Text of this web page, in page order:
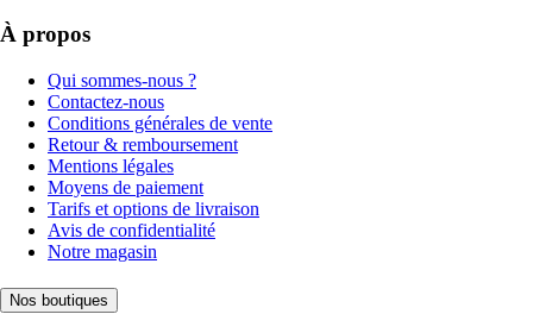
À propos
Qui sommes-nous ?
Contactez-nous
Conditions générales de vente
Retour & remboursement
Mentions légales
Moyens de paiement
Tarifs et options de livraison
Avis de confidentialité
Notre magasin
Nos boutiques